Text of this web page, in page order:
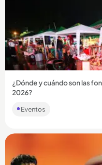
¿Dónde y cuándo son las
2026?
Eventos